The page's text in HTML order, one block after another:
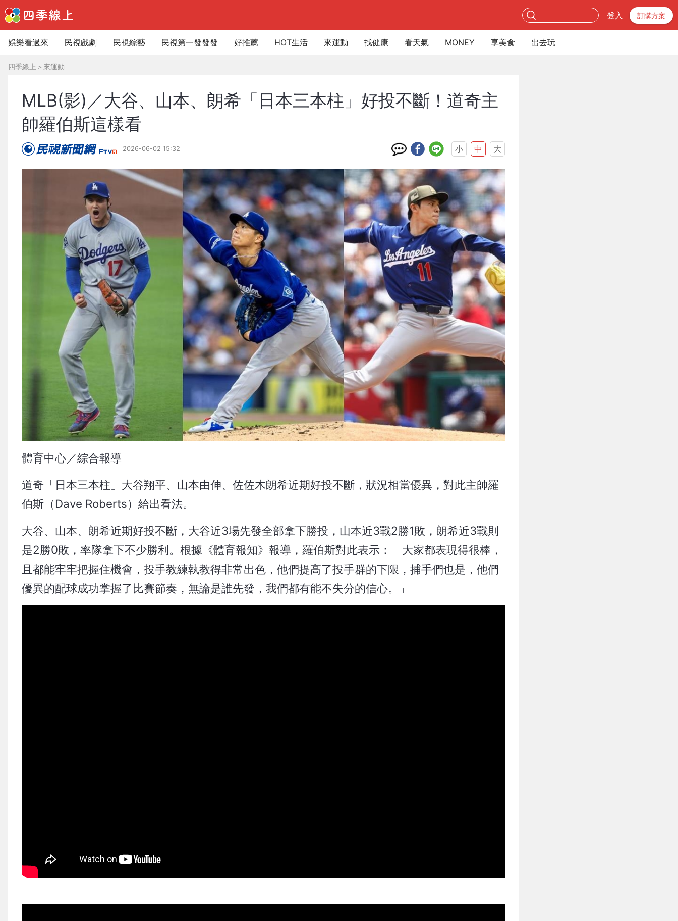
登入 訂購方案
娛樂看過來 民視戲劇 民視綜藝 民視第一發發發 好推薦 HOT生活 來運動 找健康 看天氣 MONEY 享美食 出去玩
四季線上 ＞ 來運動
MLB(影)／大谷、山本、朗希「日本三本柱」好投不斷！道奇主
帥羅伯斯這樣看
2026-06-02 15:32 小 中 大
體育中心／綜合報導
道奇「日本三本柱」大谷翔平、山本由伸、佐佐木朗希近期好投不斷，狀況相當優異，對此主帥羅
伯斯（Dave Roberts）給出看法。
大谷、山本、朗希近期好投不斷，大谷近3場先發全部拿下勝投，山本近3戰2勝1敗，朗希近3戰則
是2勝0敗，率隊拿下不少勝利。根據《體育報知》報導，羅伯斯對此表示：「大家都表現得很棒，
且都能牢牢把握住機會，投手教練執教得非常出色，他們提高了投手群的下限，捕手們也是，他們
優異的配球成功掌握了比賽節奏，無論是誰先發，我們都有能不失分的信心。」